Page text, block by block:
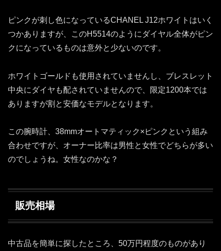
ピンクが刺し色になっているCHANEL J12ホワイトはいく
つかありますが、このH5514のようにダイヤル全体がピン
クになっているものは意外と少ないのです。
ホワイトゴールドも使用されていませんし、ブレスレット
中央にダイヤも配されていませんので、限定1200本では
ありますが割と安価なモデルとなります。
この腕時計、38mmオートマティック×ピンクという組み
合わせですが、オーナー比率は男性と女性でどちらが多い
のでしょうね。女性なのかな？
販売相場
中古品を簡単に探したところ、50万円程度のものがあり